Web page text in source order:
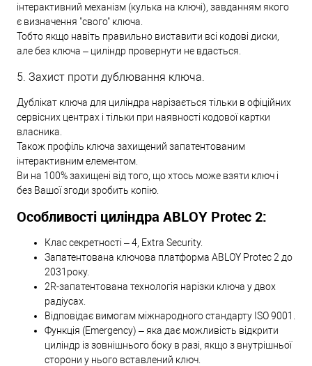
інтерактивний механізм (кулька на ключі), завданням якого
є визначення "свого" ключа.
Тобто якщо навіть правильно виставити всі кодові диски,
але без ключа – циліндр провернути не вдасться.
5. Захист проти дублювання ключа.
Дублікат ключа для циліндра нарізається тільки в офіційних
сервісних центрах і тільки при наявності кодової картки
власника.
Також профіль ключа захищений запатентованим
інтерактивним елементом.
Ви на 100% захищені від того, що хтось може взяти ключ і
без Вашої згоди зробить копію.
Особливості циліндра ABLOY Protec 2:
Клас секретності – 4, Extra Security.
Запатентована ключова платформа ABLOY Protec 2 до
2031року.
2R-запатентована технологія нарізки ключа у двох
радіусах.
Відповідає вимогам міжнародного стандарту ISO 9001.
Функція (Emergency) – яка дає можливість відкрити
циліндр із зовнішнього боку в разі, якщо з внутрішньої
сторони у нього вставлений ключ.